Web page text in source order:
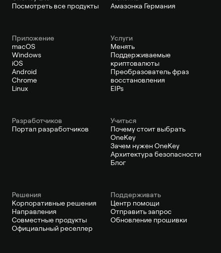
Посмотреть все продукты
Амазонка Германия
Приложение
macOS
Windows
iOS
Android
Chrome
Linux
Услуги
Менять
Поддерживаемые
криптовалюты
Преобразователь фраз
восстановления
EIPs
Pазработчиков
Портал разработчиков
Учиться
Почему стоит выбрать
OneKey
Зачем нужен OneKey
Архитектура безопасности
Блог
Решения
Корпоративные решения
Направления
Совместные продукты
Официальный реселлер
Поддерживать
Центр помощи
Отправить запрос
Обновление прошивки